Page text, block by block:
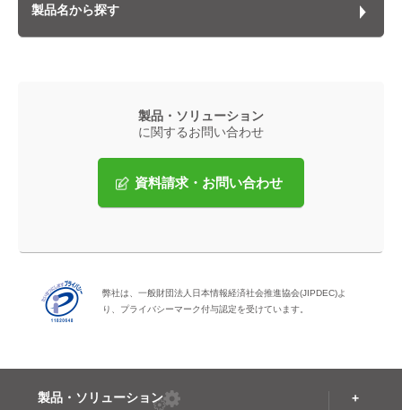
製品名から探す
製品・ソリューション
に関するお問い合わせ
資料請求・お問い合わせ
弊社は、一般財団法人日本情報経済社会推進協会(JIPDEC)よ
り、プライバシーマーク付与認定を受けています。
製品・ソリューション